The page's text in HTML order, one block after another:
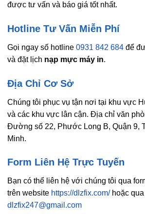
được tư vấn và báo giá tốt nhất.
Hotline Tư Vấn Miễn Phí
Gọi ngay số hotline 0931 842 684 để
và đặt lịch nạp mực máy in.
Địa Chỉ Cơ Sở
Chúng tôi phục vụ tận nơi tại khu vực
và các khu vực lân cận. Địa chỉ văn
Đường số 22, Phước Long B, Quận 9,
Minh.
Form Liên Hệ Trực Tuyến
Bạn có thể liên hệ với chúng tôi qua
trên website https://dlzfix.com/ hoặc
dlzfix247@gmail.com